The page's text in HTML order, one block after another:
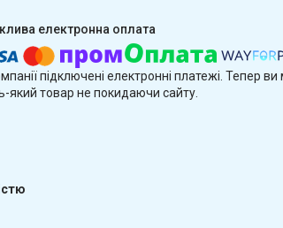
підключені електронні платежі. Тепер
який товар не покидаючи сайту.